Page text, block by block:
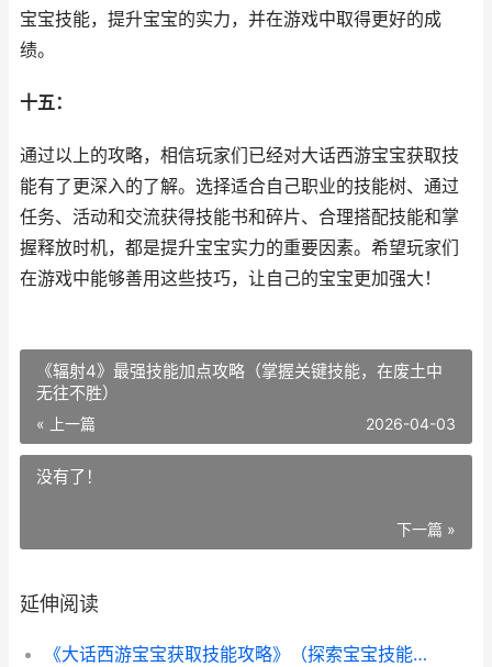
宝宝技能，提升宝宝的实力，并在游戏中取得更好的成
绩。
十五：
通过以上的攻略，相信玩家们已经对大话西游宝宝获取技
能有了更深入的了解。选择适合自己职业的技能树、通过
任务、活动和交流获得技能书和碎片、合理搭配技能和掌
握释放时机，都是提升宝宝实力的重要因素。希望玩家们
在游戏中能够善用这些技巧，让自己的宝宝更加强大！
《辐射4》最强技能加点攻略（掌握关键技能，在废土中
无往不胜）
« 上一篇 2026-04-03
没有了！
下一篇 »
延伸阅读
《大话西游宝宝获取技能攻略》（探索宝宝技能系统，提升战斗实力）